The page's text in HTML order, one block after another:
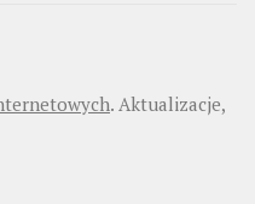
. Aktualizacje,